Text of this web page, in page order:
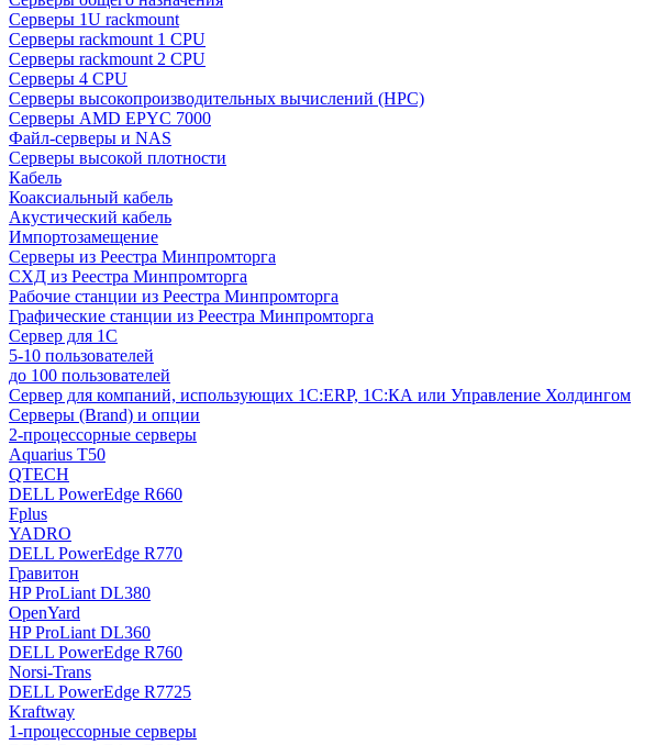
Серверы 1U rackmount
Серверы rackmount 1 CPU
Серверы rackmount 2 CPU
Серверы 4 CPU
Серверы высокопроизводительных вычислений (HPC)
Серверы AMD EPYC 7000
Файл-серверы и NAS
Серверы высокой плотности
Кабель
Коаксиальный кабель
Акустический кабель
Импортозамещение
Серверы из Реестра Минпромторга
СХД из Реестра Минпромторга
Рабочие станции из Реестра Минпромторга
Графические станции из Реестра Минпромторга
Сервер для 1С
5-10 пользователей
до 100 пользователей
Сервер для компаний, использующих 1C:ERP, 1С:КА или Управление Холдингом
Серверы (Brand) и опции
2-процессорные серверы
Aquarius T50
QTECH
DELL PowerEdge R660
Fplus
YADRO
DELL PowerEdge R770
Гравитон
HP ProLiant DL380
OpenYard
HP ProLiant DL360
DELL PowerEdge R760
Norsi-Trans
DELL PowerEdge R7725
Kraftway
1-процессорные серверы